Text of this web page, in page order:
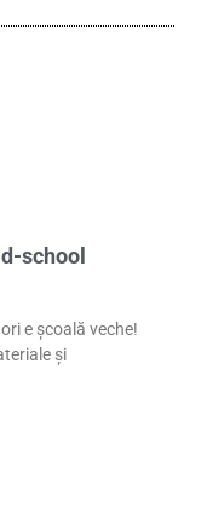
school
e școală veche!
și